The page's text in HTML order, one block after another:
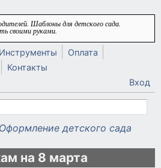
содержанию
Шаблоны для детского сада.
своими руками.
Инструменты
Оплата
Контакты
Вход
Оформление детского сада
на 8 марта